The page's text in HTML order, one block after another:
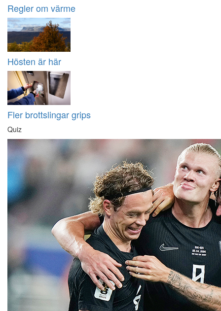
Regler om värme
Hösten är här
Fler brottslingar grips
Quiz